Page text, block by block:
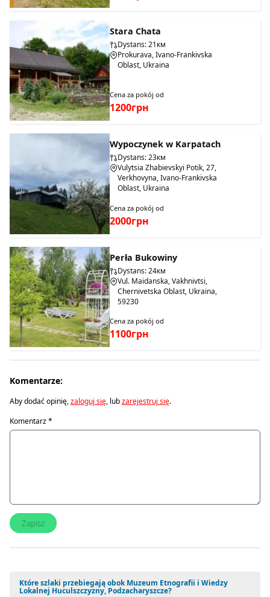
Stara Chata
Dystans: 21км
Prokurava, Ivano-Frankivska
Oblast, Ukraina
Cena za pokój od
1200грн
Wypoczynek w Karpatach
Dystans: 23км
Vulytsia Zhabievskyi Potik, 27,
Verkhovyna, Ivano-Frankivska
Oblast, Ukraina
Cena za pokój od
2000грн
Perła Bukowiny
Dystans: 24км
Vul. Maidanska, Vakhnivtsi,
Chernivetska Oblast, Ukraina,
59230
Cena za pokój od
1100грн
Komentarze:
Aby dodać opinię,zaloguj się, lubzarejestruj się.
Komentarz*
Które szlaki przebiegają obok Muzeum Etnografii i Wiedzy
Lokalnej Huculszczyzny, Podzacharyszcze?